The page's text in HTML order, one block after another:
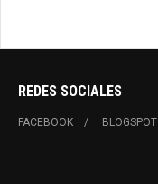
REDES SOCIALES
FACEBOOK BLOGSPOT